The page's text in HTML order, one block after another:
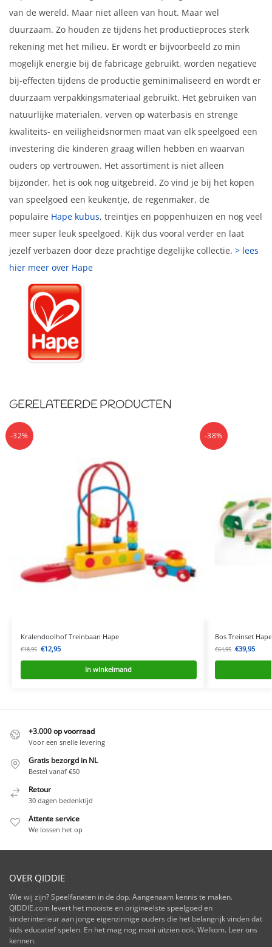
van de wereld. Maar niet alleen van hout. Maar wel
duurzaam. Zo houden ze tijdens het productieproces sterk
rekening met het milieu. Er wordt er bijvoorbeeld zo min
mogelijk energie bij de fabricage gebruikt, worden negatieve
bij-effecten tijdens de productie geminimaliseerd en wordt er
duurzaam verpakkingsmateriaal gebruikt. Het gebruiken van
natuurlijke materialen, verven op waterbasis en strenge
kwaliteits- en veiligheidsnormen maat van elk speelgoed een
investering die kinderen graag willen hebben en waarvan
ouders op vertrouwen. Het assortiment is niet alleen
bijzonder, het is ook nog uitgebreid. Zo vind je bij het kopen
van speelgoed een keukentje, de regenmaker, de
populaire Hape kubus, treintjes en poppenhuizen en nog veel
meer super leuk speelgoed. Kijk dus vooral verder en laat
jezelf verbazen door deze prachtige degelijke collectie. > lees
hier meer over Hape
GERELATEERDE PRODUCTEN
-32%
Kralendoolhof Treinbaan Hape
€18,95 €12,95
In winkelmand
-38%
Bos Treinset Hape
€64,95 €39,95
+3.000 op voorraad
Voor een snelle levering
Gratis bezorgd in NL
Bestel vanaf €50
Retour
30 dagen bedenktijd
Attente service
We lossen het op
OVER QIDDIE
Wie wij zijn? Speelfanaten in de dop. Aangenaam kennis te maken.
QIDDIE.com levert het mooiste en origineelste speelgoed en
kinderinterieur aan jonge eigenzinnige ouders die het belangrijk vinden dat
kids educatief spelen. En het mag nog mooi uitzien ook. Welkom. Leer ons
kennen.